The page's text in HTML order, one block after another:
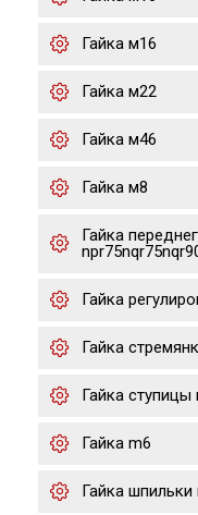
Гайка м16
Гайка м22
Гайка м46
Гайка м8
Гайка
Гайка
Гайка
Гайка
Гайка m6
Гайка